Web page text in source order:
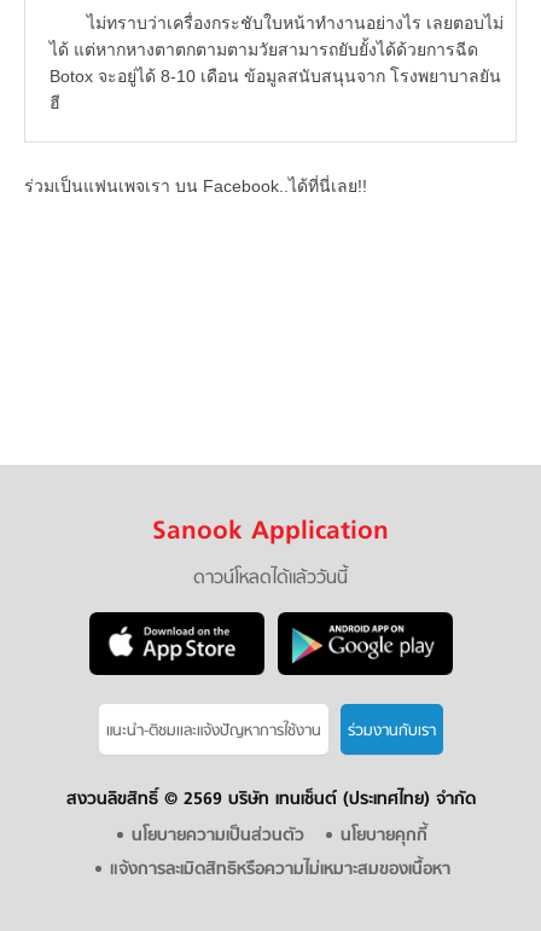
ไม่ทราบว่าเครื่องกระชับใบหน้าทำงานอย่างไร เลยตอบไม่
ได้ แต่หากหางตาตกตามตามวัยสามารถยับยั้งได้ด้วยการฉีด
Botox จะอยู่ได้ 8-10 เดือน ข้อมูลสนับสนุนจาก โรงพยาบาลยัน
ฮี
ร่วมเป็นแฟนเพจเรา บน Facebook..ได้ที่นี่เลย!!
Sanook Application
ดาวน์โหลดได้แล้ววันนี้
แนะนำ-ติชมเเละแจ้งปัญหาการใช้งาน ร่วมงานกับเรา
สงวนลิขสิทธิ์ © 2569 บริษัท เทนเซ็นต์ (ประเทศไทย) จำกัด
นโยบายความเป็นส่วนตัว
นโยบายคุกกี้
แจ้งการละเมิดสิทธิหรือความไม่เหมาะสมของเนื้อหา